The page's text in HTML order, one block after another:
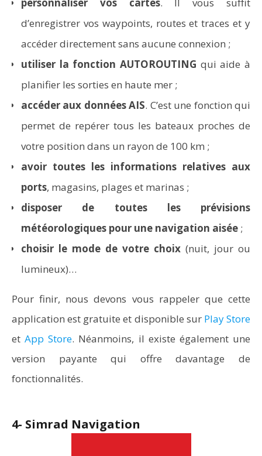
d’enregistrer vos waypoints, routes et traces et y
accéder directement sans aucune connexion ;
utiliser la fonction AUTOROUTING qui aide à
planifier les sorties en haute mer ;
accéder aux données AIS. C’est une fonction qui
permet de repérer tous les bateaux proches de
votre position dans un rayon de 100 km ;
avoir toutes les informations relatives aux
ports, magasins, plages et marinas ;
disposer de toutes les prévisions
météorologiques pour une navigation aisée ;
choisir le mode de votre choix (nuit, jour ou
lumineux)…
Pour finir, nous devons vous rappeler que cette
application est gratuite et disponible sur Play Store
etApp Store. Néanmoins, il existe également une
version payante qui offre davantage de
fonctionnalités.
4- Simrad Navigation